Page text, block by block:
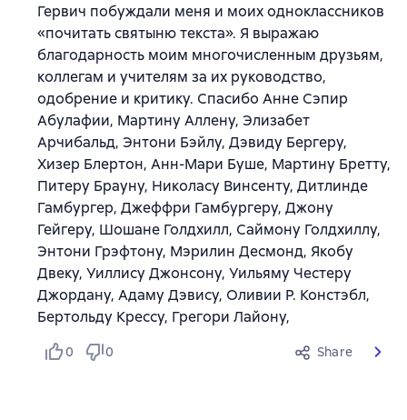
Гервич побуждали меня и моих одноклассников
«почитать святыню текста». Я выражаю
благодарность моим многочисленным друзьям,
коллегам и учителям за их руководство,
одобрение и критику. Спасибо Анне Сэпир
Абулафии, Мартину Аллену, Элизабет
Арчибальд, Энтони Бэйлу, Дэвиду Бергеру,
Хизер Блертон, Анн-Мари Буше, Мартину Бретту,
Питеру Брауну, Николасу Винсенту, Дитлинде
Гамбургер, Джеффри Гамбургеру, Джону
Гейгеру, Шошане Голдхилл, Саймону Голдхиллу,
Энтони Грэфтону, Мэрилин Десмонд, Якобу
Двеку, Уиллису Джонсону, Уильяму Честеру
Джордану, Адаму Дэвису, Оливии Р. Констэбл,
Бертольду Крессу, Грегори Лайону,
0 0 Share